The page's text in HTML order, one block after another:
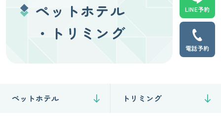
LINE予約
電話予約
ペットホテル
・トリミング
ペットホテル トリミング